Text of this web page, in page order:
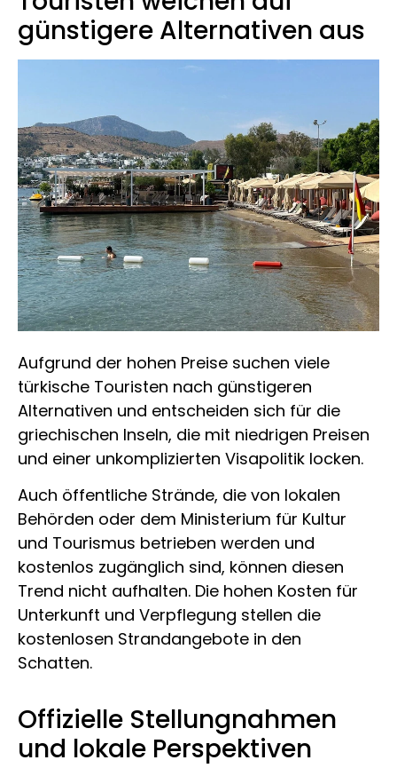
günstigere Alternativen aus
Aufgrund der hohen Preise suchen viele
türkische Touristen nach günstigeren
Alternativen und entscheiden sich für die
griechischen Inseln, die mit niedrigen Preisen
und einer unkomplizierten Visapolitik locken.
Auch öffentliche Strände, die von lokalen
Behörden oder dem Ministerium für Kultur
und Tourismus betrieben werden und
kostenlos zugänglich sind, können diesen
Trend nicht aufhalten. Die hohen Kosten für
Unterkunft und Verpflegung stellen die
kostenlosen Strandangebote in den
Schatten.
Offizielle Stellungnahmen
und lokale Perspektiven